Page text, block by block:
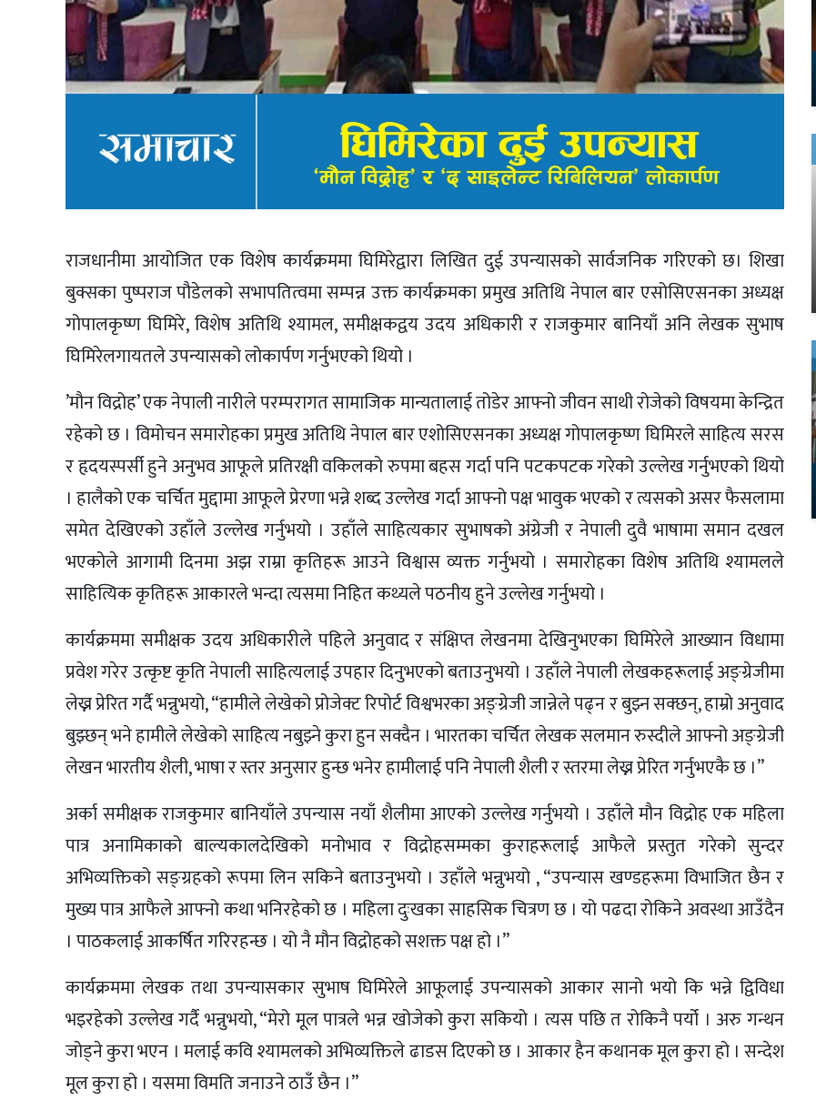
राजधानीमा आयोजित एक विशेष कार्यक्रममा घिमिरेद्वारा लिखित दुई उपन्यासको सार्वजनिक गरिएको छ। शिखा
बुक्सका पुष्पराज पौडेलको सभापतित्वमा सम्पन्न उक्त कार्यक्रमका प्रमुख अतिथि नेपाल बार एसोसिएसनका अध्यक्ष
गोपालकृष्ण घिमिरे, विशेष अतिथि श्यामल, समीक्षकद्वय उदय अधिकारी र राजकुमार बानियाँ अनि लेखक सुभाष
घिमिरेलगायतले उपन्यासको लोकार्पण गर्नुभएको थियो ।
’मौन विद्रोह’ एक नेपाली नारीले परम्परागत सामाजिक मान्यतालाई तोडेर आफ्नो जीवन साथी रोजेको विषयमा केन्द्रित
रहेको छ । विमोचन समारोहका प्रमुख अतिथि नेपाल बार एशोसिएसनका अध्यक्ष गोपालकृष्ण घिमिरले साहित्य सरस
र हृदयस्पर्सी हुने अनुभव आफूले प्रतिरक्षी वकिलको रुपमा बहस गर्दा पनि पटकपटक गरेको उल्लेख गर्नुभएको थियो
। हालैको एक चर्चित मुद्दामा आफूले प्रेरणा भन्ने शब्द उल्लेख गर्दा आफ्नो पक्ष भावुक भएको र त्यसको असर फैसलामा
समेत देखिएको उहाँले उल्लेख गर्नुभयो । उहाँले साहित्यकार सुभाषको अंग्रेजी र नेपाली दुवै भाषामा समान दखल
भएकोले आगामी दिनमा अझ राम्रा कृतिहरू आउने विश्वास व्यक्त गर्नुभयो । समारोहका विशेष अतिथि श्यामलले
साहित्यिक कृतिहरू आकारले भन्दा त्यसमा निहित कथ्यले पठनीय हुने उल्लेख गर्नुभयो ।
कार्यक्रममा समीक्षक उदय अधिकारीले पहिले अनुवाद र संक्षिप्त लेखनमा देखिनुभएका घिमिरेले आख्यान विधामा
प्रवेश गरेर उत्कृष्ट कृति नेपाली साहित्यलाई उपहार दिनुभएको बताउनुभयो । उहाँले नेपाली लेखकहरूलाई अङ्ग्रेजीमा
लेख्न प्रेरित गर्दै भन्नुभयो, “हामीले लेखेको प्रोजेक्ट रिपोर्ट विश्वभरका अङ्ग्रेजी जान्नेले पढ्न र बुझ्न सक्छन्, हाम्रो अनुवाद
बुझ्छन् भने हामीले लेखेको साहित्य नबुझ्ने कुरा हुन सक्दैन । भारतका चर्चित लेखक सलमान रुस्दीले आफ्नो अङ्ग्रेजी
लेखन भारतीय शैली, भाषा र स्तर अनुसार हुन्छ भनेर हामीलाई पनि नेपाली शैली र स्तरमा लेख्न प्रेरित गर्नुभएकै छ ।”
अर्का समीक्षक राजकुमार बानियाँले उपन्यास नयाँ शैलीमा आएको उल्लेख गर्नुभयो । उहाँले मौन विद्रोह एक महिला
पात्र अनामिकाको बाल्यकालदेखिको मनोभाव र विद्रोहसम्मका कुराहरूलाई आफैले प्रस्तुत गरेको सुन्दर
अभिव्यक्तिको सङ्ग्रहको रूपमा लिन सकिने बताउनुभयो । उहाँले भन्नुभयो , “उपन्यास खण्डहरूमा विभाजित छैन र
मुख्य पात्र आफैले आफ्नो कथा भनिरहेको छ । महिला दुःखका साहसिक चित्रण छ । यो पढदा रोकिने अवस्था आउँदैन
। पाठकलाई आकर्षित गरिरहन्छ । यो नै मौन विद्रोहको सशक्त पक्ष हो ।”
कार्यक्रममा लेखक तथा उपन्यासकार सुभाष घिमिरेले आफूलाई उपन्यासको आकार सानो भयो कि भन्ने द्विविधा
भइरहेको उल्लेख गर्दै भन्नुभयो, “मेरो मूल पात्रले भन्न खोजेको कुरा सकियो । त्यस पछि त रोकिनै पर्यो । अरु गन्थन
जोड्ने कुरा भएन । मलाई कवि श्यामलको अभिव्यक्तिले ढाडस दिएको छ । आकार हैन कथानक मूल कुरा हो । सन्देश
मूल कुरा हो । यसमा विमति जनाउने ठाउँ छैन ।”